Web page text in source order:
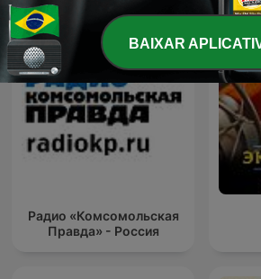
Радио «Комсомольская
Правда» - Россия
BAIXAR